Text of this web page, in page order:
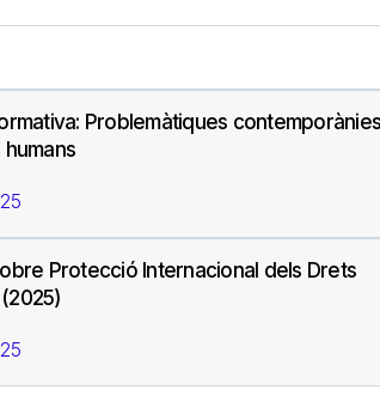
Problemàtiques
Protecció Internacional dels Drets